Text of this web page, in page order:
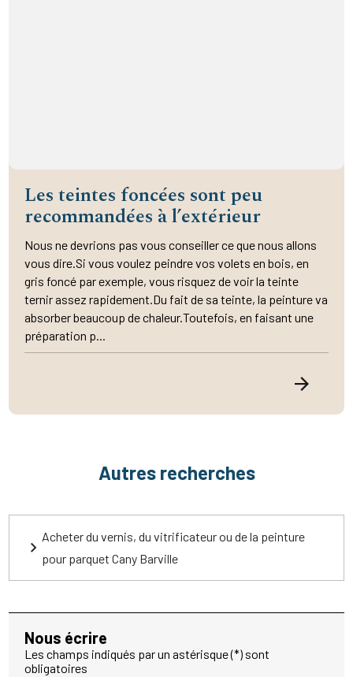
Les teintes foncées sont peu
recommandées à l’extérieur
Nous ne devrions pas vous conseiller ce que nous allons
vous dire.Si vous voulez peindre vos volets en bois, en
gris foncé par exemple, vous risquez de voir la teinte
ternir assez rapidement.Du fait de sa teinte, la peinture va
absorber beaucoup de chaleur.Toutefois, en faisant une
préparation p...
Autres recherches
Acheter du vernis, du vitrificateur ou de la peinture
pour parquet Cany Barville
Nous écrire
Les champs indiqués par un astérisque (*) sont
obligatoires